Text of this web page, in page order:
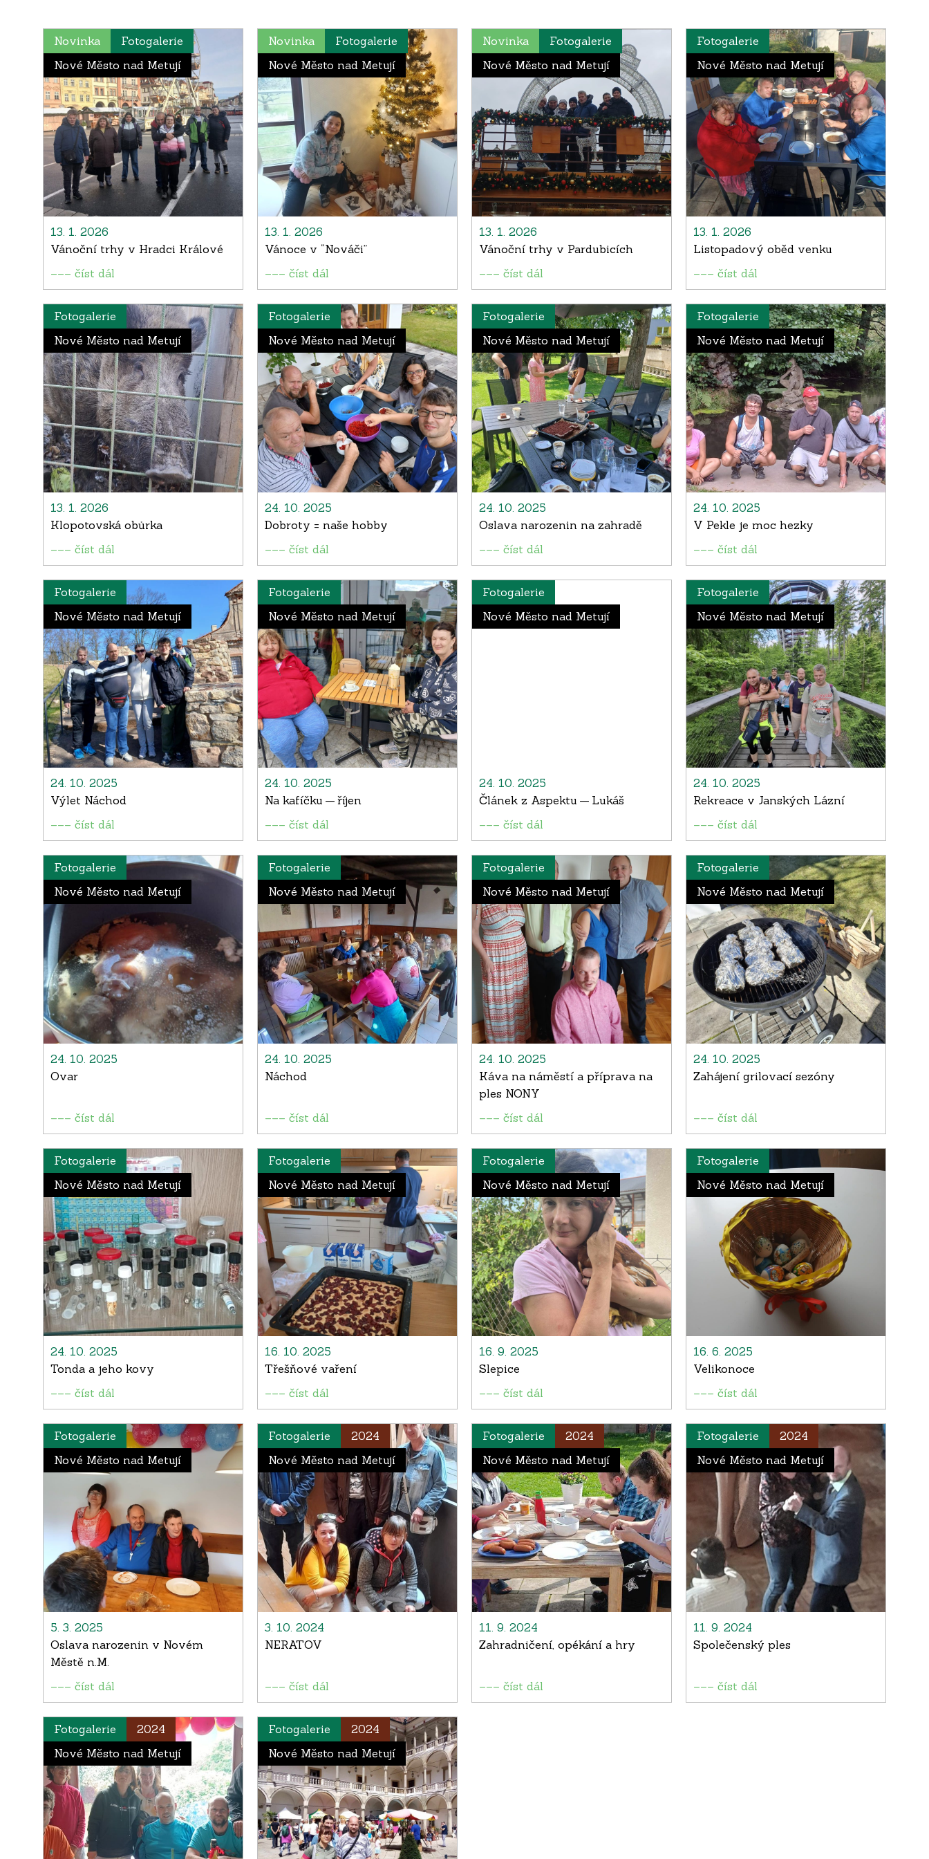
Novinka
Fotogalerie
Nové Město nad Metují
13. 1. 2026
Vánoční trhy v Hradci Králové
––– číst dál
Novinka
Fotogalerie
Nové Město nad Metují
13. 1. 2026
Vánoce v “Nováči”
––– číst dál
Novinka
Fotogalerie
Nové Město nad Metují
13. 1. 2026
Vánoční trhy v Pardubicích
––– číst dál
Fotogalerie
Nové Město nad Metují
13. 1. 2026
Listopadový oběd venku
––– číst dál
Fotogalerie
Nové Město nad Metují
13. 1. 2026
Klopotovská obůrka
––– číst dál
Fotogalerie
Nové Město nad Metují
24. 10. 2025
Dobroty = naše hobby
––– číst dál
Fotogalerie
Nové Město nad Metují
24. 10. 2025
Oslava narozenin na zahradě
––– číst dál
Fotogalerie
Nové Město nad Metují
24. 10. 2025
V Pekle je moc hezky
––– číst dál
Fotogalerie
Nové Město nad Metují
24. 10. 2025
Výlet Náchod
––– číst dál
Fotogalerie
Nové Město nad Metují
24. 10. 2025
Na kafíčku — říjen
––– číst dál
Fotogalerie
Nové Město nad Metují
24. 10. 2025
Článek z Aspektu — Lukáš
––– číst dál
Fotogalerie
Nové Město nad Metují
24. 10. 2025
Rekreace v Janských Lázní
––– číst dál
Fotogalerie
Nové Město nad Metují
24. 10. 2025
Ovar
––– číst dál
Fotogalerie
Nové Město nad Metují
24. 10. 2025
Náchod
––– číst dál
Fotogalerie
Nové Město nad Metují
24. 10. 2025
Káva na náměstí a příprava na
ples NONY
––– číst dál
Fotogalerie
Nové Město nad Metují
24. 10. 2025
Zahájení grilovací sezóny
––– číst dál
Fotogalerie
Nové Město nad Metují
24. 10. 2025
Tonda a jeho kovy
––– číst dál
Fotogalerie
Nové Město nad Metují
16. 10. 2025
Třešňové vaření
––– číst dál
Fotogalerie
Nové Město nad Metují
16. 9. 2025
Slepice
––– číst dál
Fotogalerie
Nové Město nad Metují
16. 6. 2025
Velikonoce
––– číst dál
Fotogalerie
Nové Město nad Metují
5. 3. 2025
Oslava narozenin v Novém
Městě n.M.
––– číst dál
Fotogalerie
2024
Nové Město nad Metují
3. 10. 2024
NERATOV
––– číst dál
Fotogalerie
2024
Nové Město nad Metují
11. 9. 2024
Zahradničení, opékání a hry
––– číst dál
Fotogalerie
2024
Nové Město nad Metují
11. 9. 2024
Společenský ples
––– číst dál
Fotogalerie
2024
Nové Město nad Metují
Fotogalerie
2024
Nové Město nad Metují